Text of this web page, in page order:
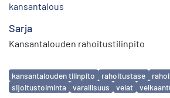
kansantalous
Sarja
Kansantalouden rahoitustilinpito
Avainsanat
kansantalouden tilinpito rahoitustase
sijoitustoiminta
varallisuus velat